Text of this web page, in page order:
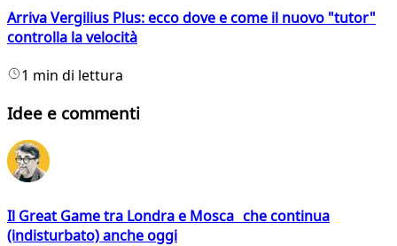
Arriva Vergilius Plus: ecco dove e come il nuovo "tutor"
controlla la velocità
1 min di lettura
Idee e commenti
Il Great Game tra Londra e Mosca che continua
(indisturbato) anche oggi